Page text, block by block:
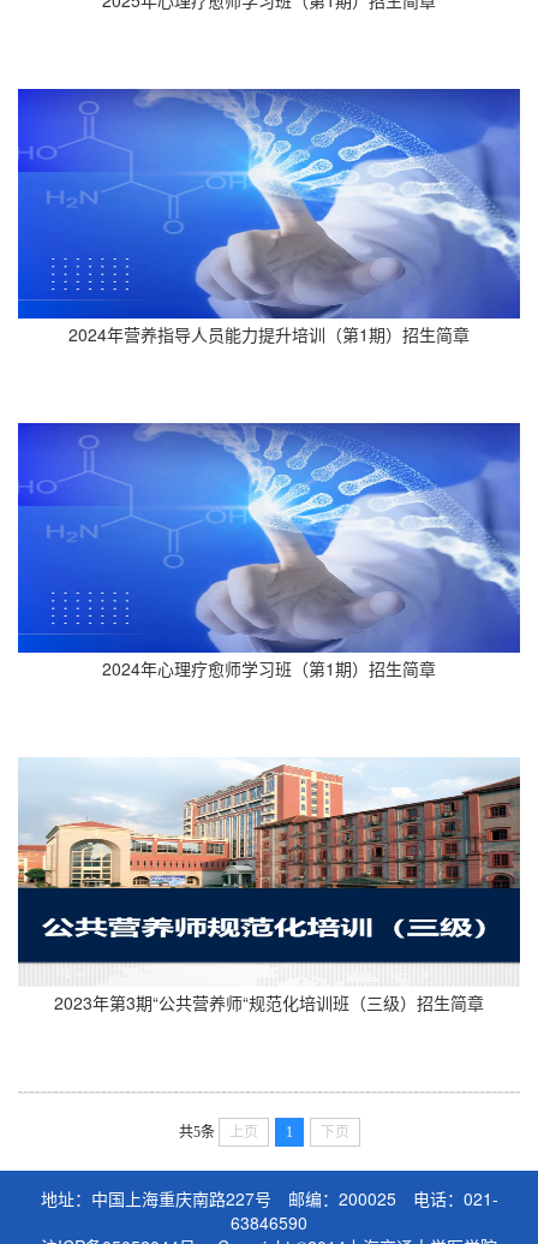
2024年营养指导人员能力提升培训（第1期）招生简章
2024年心理疗愈师学习班（第1期）招生简章
2023年第3期“公共营养师“规范化培训班（三级）招生简章​
共5条 上页 1 下页
地址：中国上海重庆南路227号 邮编：200025 电话：021-
63846590